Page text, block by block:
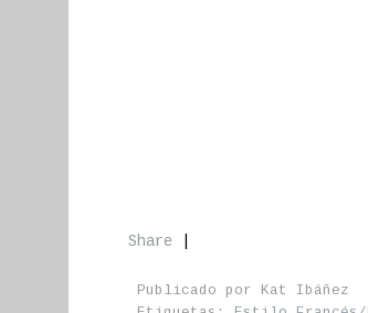
Share
Publicado por Kat Ibáñez